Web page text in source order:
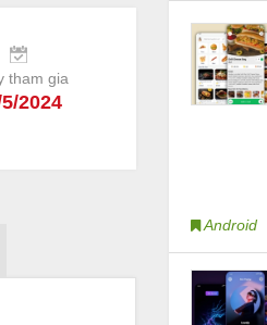
tham gia
2024
Android